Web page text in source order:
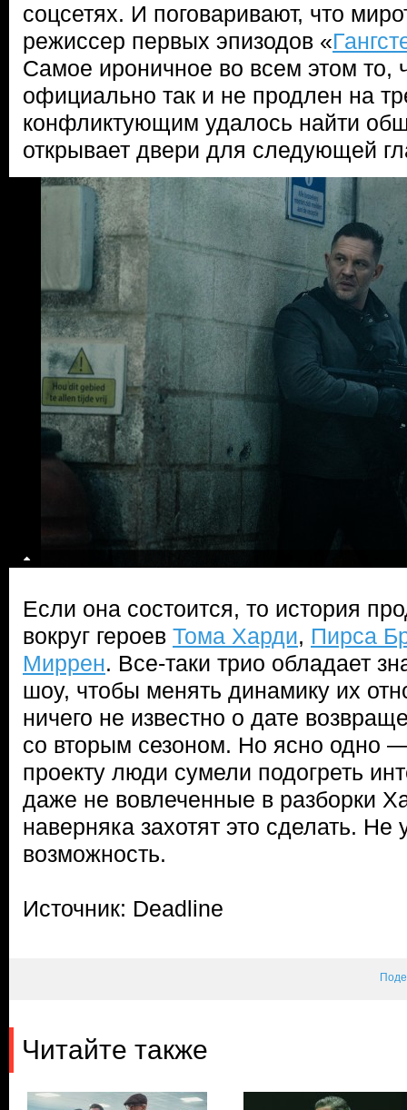
соцсетях. И поговаривают, что
режиссер первых эпизодов «
Самое ироничное во всем этом то,
официально так и не продлен на
конфликтующим удалось найти
открывает двери для следующей
Если она состоится, то история
вокруг героев Тома Харди, Пирса
Миррен. Все-таки трио обладает
шоу, чтобы менять динамику их
ничего не известно о дате
со вторым сезоном. Но ясно одно
проекту люди сумели подогреть
даже не вовлеченные в разборки
наверняка захотят это сделать. Не
возможность.
Источник: Deadline
Читайте также